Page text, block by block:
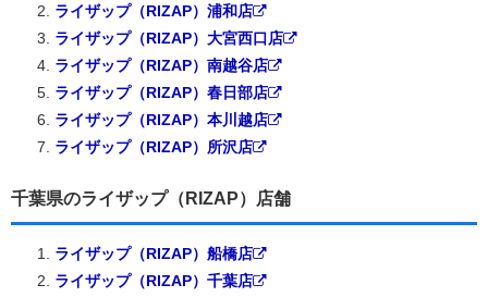
ライザップ（RIZAP）浦和店
ライザップ（RIZAP）大宮西口店
ライザップ（RIZAP）南越谷店
ライザップ（RIZAP）春日部店
ライザップ（RIZAP）本川越店
ライザップ（RIZAP）所沢店
千葉県のライザップ（RIZAP）店舗
ライザップ（RIZAP）船橋店
ライザップ（RIZAP）千葉店